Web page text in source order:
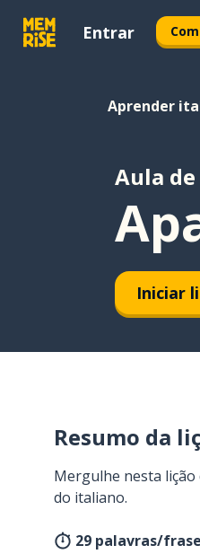
Entrar
Aprender
Aula
Iniciar
Resumo da
Mergulhe nesta
do italiano.
29 palavras/